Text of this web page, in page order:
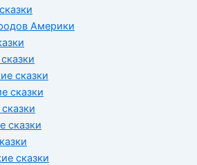
Америки
сказки
сказки
сказки
сказки